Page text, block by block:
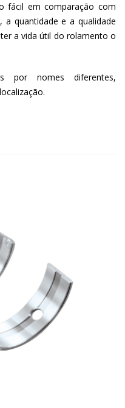
fácil em comparação com
a quantidade e a qualidade
a vida útil do rolamento o
por nomes diferentes,